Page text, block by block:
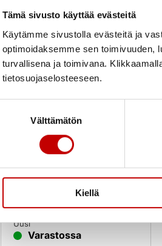
Tämä sivusto käyttää evästeitä
Käytämme sivustolla evästeitä ja
optimoidaksemme sen toimivuuden,
turvallisena ja toimivana.
tietosuojaselosteeseen.
Välttämätön
Kiellä
Puu-Top
Kosteudenkestävä välioven
karmi 68mm oksaton
Uusi
Varastossa